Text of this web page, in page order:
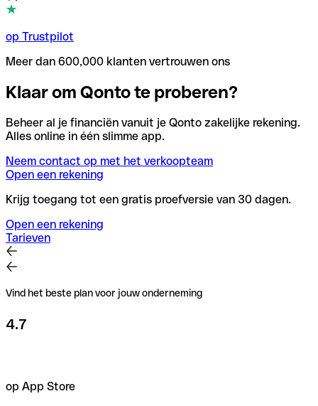
op Trustpilot
Meer dan 600,000 klanten vertrouwen ons
Klaar om Qonto te proberen?
Beheer al je financiën vanuit je Qonto zakelijke rekening.
Alles online in één slimme app.
Neem contact op met het verkoopteam
Open een rekening
Krijg toegang tot een gratis proefversie van 30 dagen.
Open een rekening
Tarieven
Vind het beste plan voor jouw onderneming
4.7
op App Store